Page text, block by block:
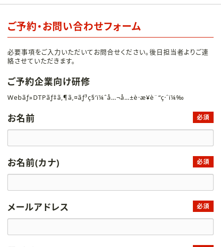
ご予約・お問い合わせフォーム
必要事項をご入力いただいてお問合せください。後日担当者よりご連
絡させていただきます。
ご予約企業向け研修
Webãƒ»DTPãƒ‡ã‚¶ã‚¤ãƒ³ç§‘ï¼ˆå…¬å…±è·æ¥­è¨“ç·´ï¼‰
お名前 必須
お名前(カナ) 必須
メールアドレス 必須